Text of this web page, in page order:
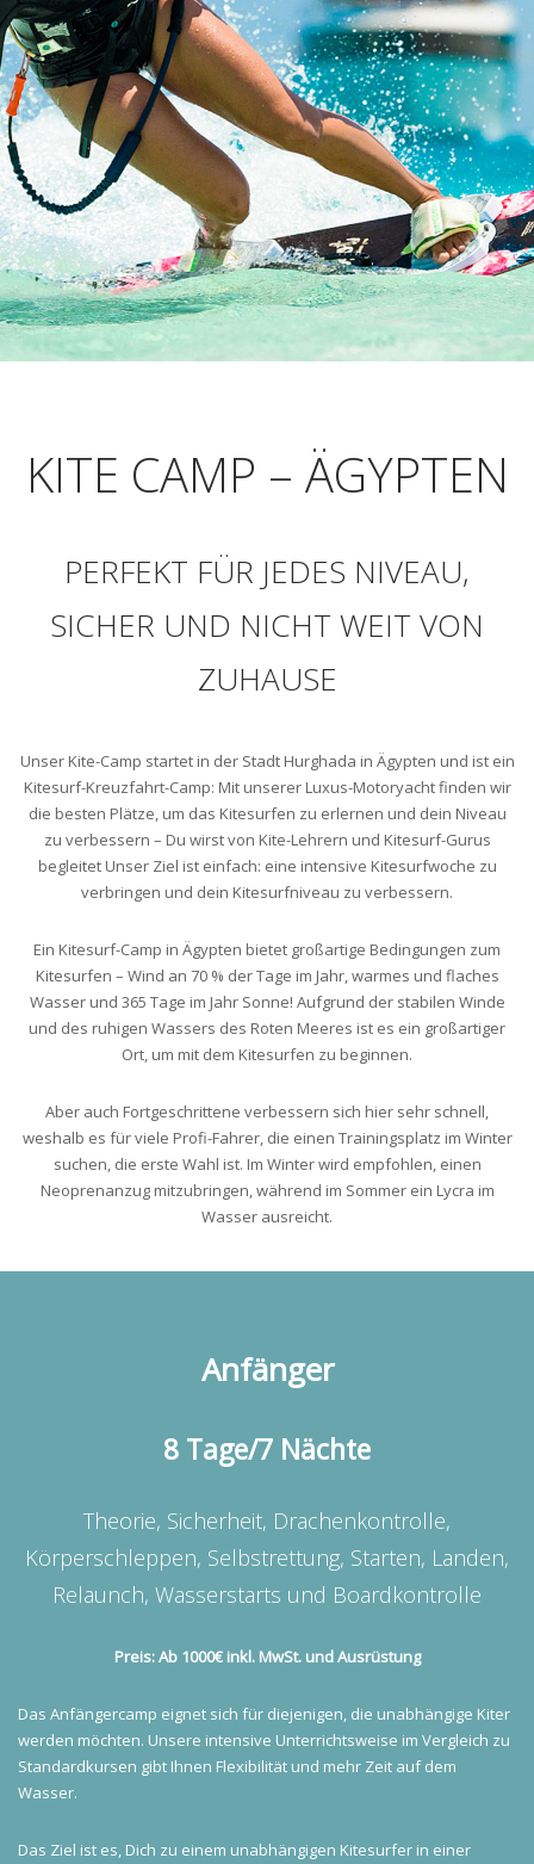
KITE CAMP – ÄGYPTEN
PERFEKT FÜR JEDES NIVEAU,
SICHER UND NICHT WEIT VON
ZUHAUSE
Unser Kite-Camp startet in der Stadt Hurghada in Ägypten und ist ein
Kitesurf-Kreuzfahrt-Camp: Mit unserer Luxus-Motoryacht finden wir
die besten Plätze, um das Kitesurfen zu erlernen und dein Niveau
zu verbessern – Du wirst von Kite-Lehrern und Kitesurf-Gurus
begleitet Unser Ziel ist einfach: eine intensive Kitesurfwoche zu
verbringen und dein Kitesurfniveau zu verbessern.
Ein Kitesurf-Camp in Ägypten bietet großartige Bedingungen zum
Kitesurfen – Wind an 70 % der Tage im Jahr, warmes und flaches
Wasser und 365 Tage im Jahr Sonne! Aufgrund der stabilen Winde
und des ruhigen Wassers des Roten Meeres ist es ein großartiger
Ort, um mit dem Kitesurfen zu beginnen.
Aber auch Fortgeschrittene verbessern sich hier sehr schnell,
weshalb es für viele Profi-Fahrer, die einen Trainingsplatz im Winter
suchen, die erste Wahl ist. Im Winter wird empfohlen, einen
Neoprenanzug mitzubringen, während im Sommer ein Lycra im
Wasser ausreicht.
Anfänger
8 Tage/7 Nächte
Theorie, Sicherheit, Drachenkontrolle,
Körperschleppen, Selbstrettung, Starten, Landen,
Relaunch, Wasserstarts und Boardkontrolle
Preis: Ab 1000€ inkl. MwSt. und Ausrüstung
Das Anfängercamp eignet sich für diejenigen, die unabhängige Kiter
werden möchten. Unsere intensive Unterrichtsweise im Vergleich zu
Standardkursen gibt Ihnen Flexibilität und mehr Zeit auf dem
Wasser.
Das Ziel ist es, Dich zu einem unabhängigen Kitesurfer in einer